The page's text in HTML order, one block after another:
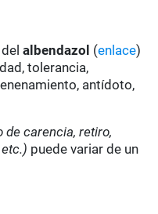
delalbendazol (enlace)
tolerancia,
antídoto,
de carencia, retiro,
puede variar de un